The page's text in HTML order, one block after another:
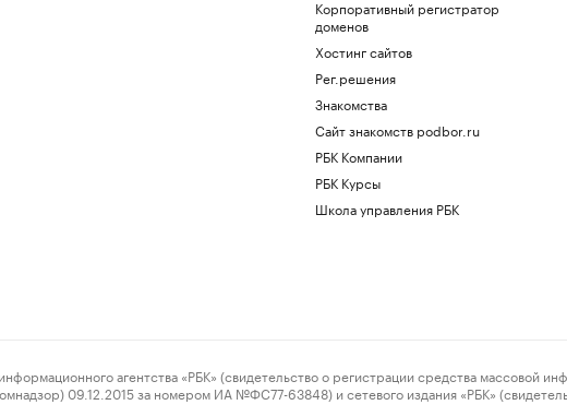
Корпоративный регистратор
доменов
Хостинг сайтов
Рег.решения
Знакомства
Сайт знакомств podbor.ru
РБК Компании
РБК Курсы
Школа управления РБК
агентства «РБК» (свидетельство о регистрации средства массовой
09.12.2015 за номером ИА №ФС77-63848) и сетевого издания «РБК»